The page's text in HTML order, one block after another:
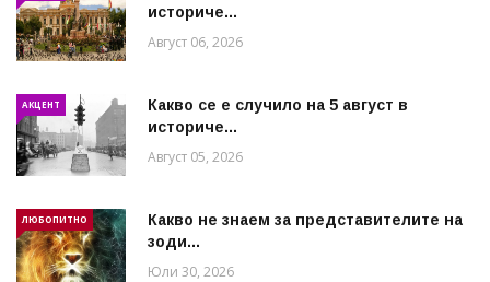
историче...
Август 06, 2026
АКЦЕНТ
Какво се е случило на 5 август в
историче...
Август 05, 2026
ЛЮБОПИТНО
Какво не знаем за представителите на
зоди...
Юли 30, 2026